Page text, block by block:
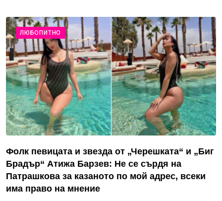
ЛЮБОПИТНО
Фолк певицата и звезда от „Черешката“ и „Биг
Брадър“ Атижа Барзев: Не се сърдя на
Патрашкова за казаното по мой адрес, всеки
има право на мнение